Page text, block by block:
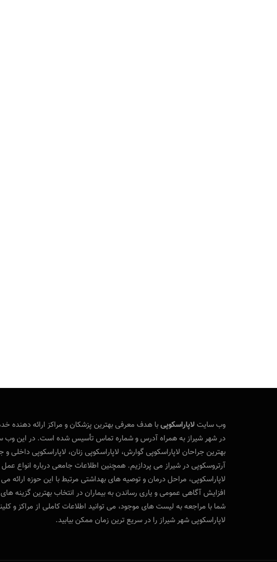
وب‌ سایت لاپاراسکوپیبا هدف معرفی بهترین پزشکان و مراکز ارائه‌ دهنده
در شهر شیراز به همراه آدرس و شماره تماس تأسیس شده است. در این وب‌
بهترین جراحان لاپاراسکوپی گوارش، لاپاراسکوپی زنان، لاپاراسکوپی داخلی و
آرتروسکوپی در شیراز می‌ پردازیم. همچنین اطلاعات جامعی درباره انواع
لاپاراسکوپی، مراحل درمان و توصیه‌ های بهداشتی مرتبط با این حوزه ارائه
افزایش آگاهی عمومی و یاری رساندن به بیماران در انتخاب بهترین گزینه‌
شما با مراجعه به لیست‌ های موجود، می‌ توانید اطلاعات کاملی از مراکز و
لاپاراسکوپی شهر شیراز را در سریع‌ ترین زمان ممکن بیابید.